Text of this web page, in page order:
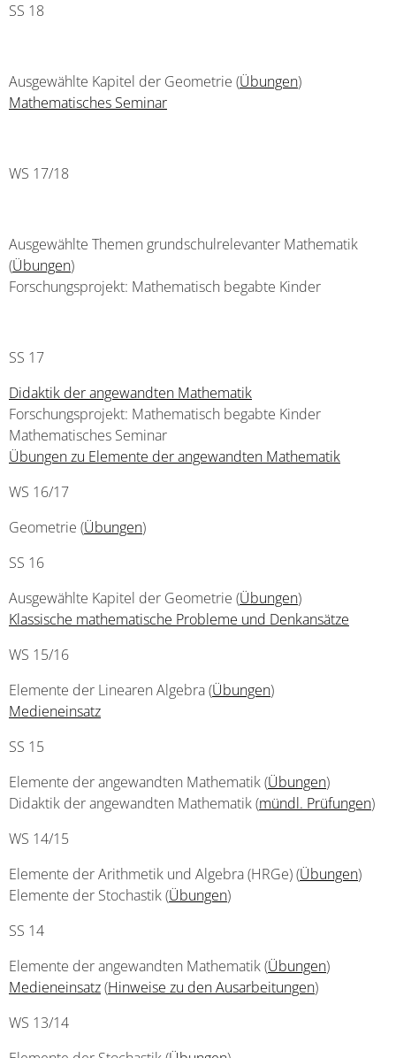
SS 18
Ausgewählte Kapitel der Geometrie (Übungen)
Mathematisches Seminar
WS 17/18
Ausgewählte Themen grundschulrelevanter Mathematik
(Übungen)
Forschungsprojekt: Mathematisch begabte Kinder
SS 17
Didaktik der angewandten Mathematik
Forschungsprojekt: Mathematisch begabte Kinder
Mathematisches Seminar
Übungen zu Elemente der angewandten Mathematik
WS 16/17
Geometrie (Übungen)
SS 16
Ausgewählte Kapitel der Geometrie (Übungen)
Klassische mathematische Probleme und Denkansätze
WS 15/16
Elemente der Linearen Algebra (Übungen)
Medieneinsatz
SS 15
Elemente der angewandten Mathematik (Übungen)
Didaktik der angewandten Mathematik (mündl. Prüfungen)
WS 14/15
Elemente der Arithmetik und Algebra (HRGe) (Übungen)
Elemente der Stochastik (Übungen)
SS 14
Elemente der angewandten Mathematik (Übungen)
Medieneinsatz(Hinweise zu den Ausarbeitungen)
WS 13/14